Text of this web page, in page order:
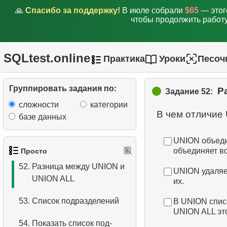
🙏 Спасибо за поддержку! В июле собрали $65 —
чтобы продолжить
SQLtest.online Практика Уроки
Группировать задания по:
сложности
категории
базе данных
Просто
соединения
соединения таблиц
49.Выполнить обновление
цен
замены
51.Порядок выполнения
52. Разница между UNION и
UNION ALL
53. Список подразделений
54. Показать список под-
Задание 52:
UNION
объединяет
UNION
их.
В UNION
UNION ALL